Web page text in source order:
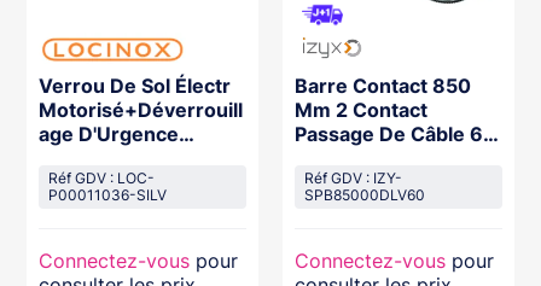
Verrou De Sol Électr
Motorisé+Déverrouill
age D'Urgence
Réf GDV : LOC-
P00011036-SILV
Connectez-vous pour
Barre Contact 850
Mm 2 Contact
Passage De Câble 60
Réf GDV : IZY-
SPB85000DLV60
Connectez-vous pour